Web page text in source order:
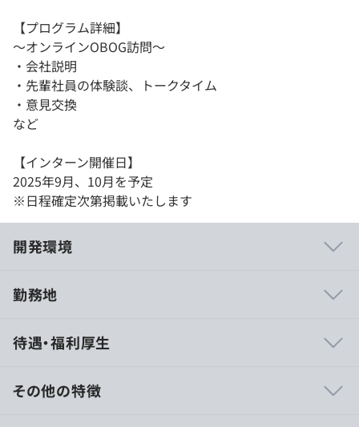
【プログラム詳細】
～オンラインOBOG訪問～
・会社説明
・先輩社員の体験談、トークタイム
・意見交換
など
【インターン開催日】
2025年9月、10月を予定
※日程確定次第掲載いたします
開発環境
・自由な発想と自由な議論を大切にしています。
の元、社員全員が働きやすく、仕事に打ち込める環境をつ
くっています。
勤務地
待遇・福利厚生
その他の特徴